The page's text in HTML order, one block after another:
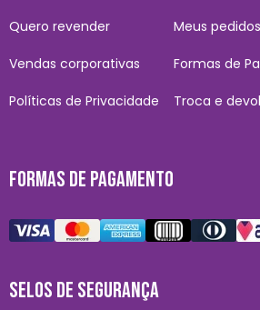
Quero revender
Vendas corporativas
Políticas de Privacidade
Meus pedidos
Formas de
Troca e
FORMAS DE PAGAMENTO
SELOS DE SEGURANÇA